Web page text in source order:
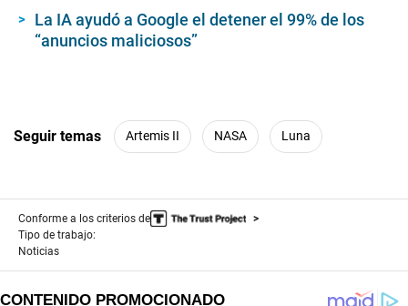
La IA ayudó a Google el detener el 99% de los
“anuncios maliciosos”
Seguir temas Artemis II NASA Luna
Conforme a los criterios de
Tipo de trabajo:
Noticias